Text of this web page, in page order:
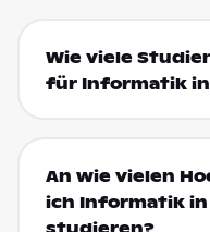
Wie viele
für Informatik in
An wie vielen
ich Informatik in